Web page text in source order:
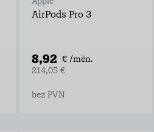
AirPods Pro 3
8,92 € /mēn.
214,05 €
bez PVN